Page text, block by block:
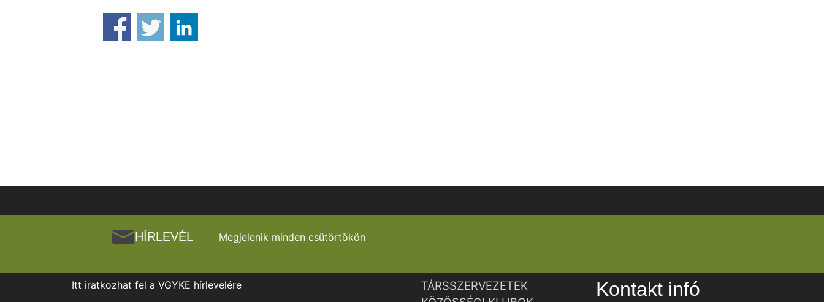
HÍRLEVÉL Megjelenik minden csütörtökön
Itt iratkozhat fel a VGYKE hírlevelére
TÁRSSZERVEZETEK
Kontakt infó